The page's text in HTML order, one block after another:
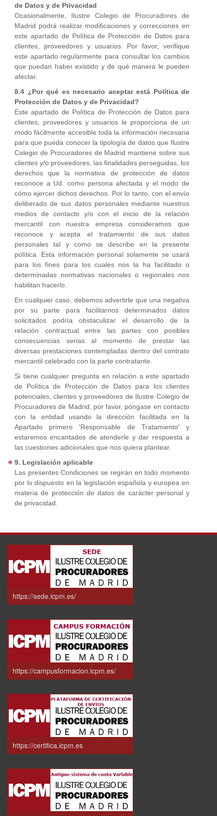
de Datos y de Privacidad
Ocasionalmente, Ilustre Colegio de Procuradores de
Madrid podrá realizar modificaciones y correcciones en
este apartado de Política de Protección de Datos para
clientes, proveedores y usuarios. Por favor, verifique
este apartado regularmente para consultar los cambios
que puedan haber existido y de qué manera le pueden
afectar.
8.4 ¿Por qué es necesario aceptar está Política de
Protección de Datos y de Privacidad?
Este apartado de Política de Protección de Datos para
clientes, proveedores y usuarios le proporciona de un
modo fácilmente accesible toda la información necesaria
para que pueda conocer la tipología de datos que Ilustre
Colegio de Procuradores de Madrid mantiene sobre sus
clientes y/o proveedores, las finalidades perseguidas, los
derechos que la normativa de protección de datos
reconoce a Ud. como persona afectada y el modo de
cómo ejercer dichos derechos. Por lo tanto, con el envío
deliberado de sus datos personales mediante nuestros
medios de contacto y/o con el inicio de la relación
mercantil con nuestra empresa consideramos que
reconoce y acepta el tratamiento de sus datos
personales tal y como se describe en la presente
política. Esta información personal solamente se usará
para los fines para los cuales nos la ha facilitado o
determinadas normativas nacionales o regionales nos
habilitan hacerlo.
En cualquier caso, debemos advertirle que una negativa
por su parte para facilitarnos determinados datos
solicitados podría obstaculizar el desarrollo de la
relación contractual entre las partes con posibles
consecuencias serias al momento de prestar las
diversas prestaciones contempladas dentro del contrato
mercantil celebrado con la parte contratante.
Si tiene cualquier pregunta en relación a este apartado
de Política de Protección de Datos para los clientes
potenciales, clientes y proveedores de Ilustre Colegio de
Procuradores de Madrid, por favor, póngase en contacto
con la entidad usando la dirección facilitada en la
Apartado primero 'Responsable de Tratamiento' y
estaremos encantados de atenderle y dar respuesta a
las cuestiones adicionales que nos quiera plantear.
9. Legislación aplicable
Las presentes Condiciones se regirán en todo momento
por lo dispuesto en la legislación española y europea en
materia de protección de datos de carácter personal y
de privacidad.
https://sede.icpm.es/
https://campusformacion.icpm.es/
https://certifica.icpm.es